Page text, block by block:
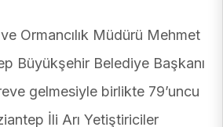
Ormancılık Müdürü Mehmet
Büyükşehir Belediye Başkanı
gelmesiyle birlikte 79’uncu
İli Arı Yetiştiriciler